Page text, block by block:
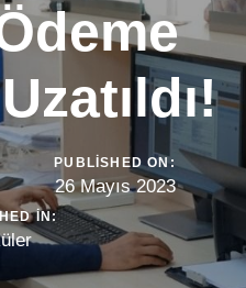
PUBLISHED ON:
26 Mayıs 2023
IN: